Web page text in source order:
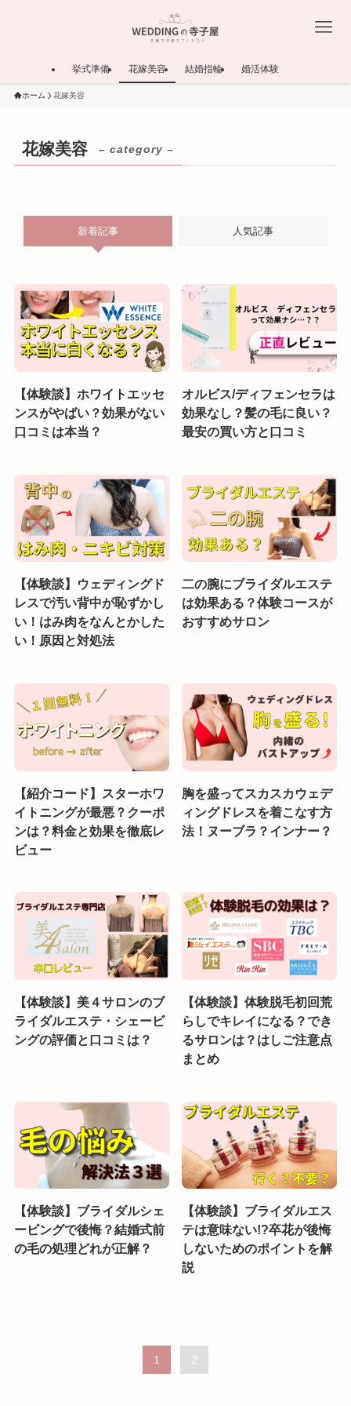
挙式準備 花嫁美容 結婚指輪 婚活体験
ホーム 花嫁美容
花嫁美容 – category –
新着記事 人気記事
【体験談】ホワイトエッセ
ンスがやばい？効果がない
口コミは本当？
オルビス/ディフェンセラは
効果なし？髪の毛に良い？
最安の買い方と口コミ
【体験談】ウェディングド
レスで汚い背中が恥ずかし
い！はみ肉をなんとかした
い！原因と対処法
二の腕にブライダルエステ
は効果ある？体験コースが
おすすめサロン
【紹介コード】スターホワ
イトニングが最悪？クーポ
ンは？料金と効果を徹底レ
ビュー
胸を盛ってスカスカウェデ
ィングドレスを着こなす方
法！ヌーブラ？インナー？
【体験談】美４サロンのブ
ライダルエステ・シェービ
ングの評価と口コミは？
【体験談】体験脱毛初回荒
らしでキレイになる？でき
るサロンは？はしご注意点
まとめ
【体験談】ブライダルシェ
ービングで後悔？結婚式前
の毛の処理どれが正解？
【体験談】ブライダルエス
テは意味ない!?卒花が後悔
しないためのポイントを解
説
1 2